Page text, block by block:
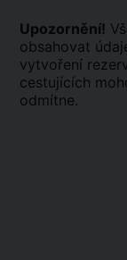
Upozornění!
obsahovat
vytvoření
cestujících
odmítne.